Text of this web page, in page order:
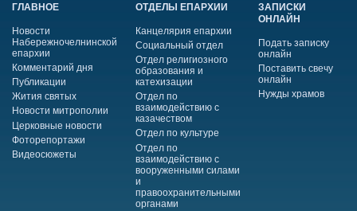
ГЛАВНОЕ
Новости
Набережночелнинской
епархии
Комментарий дня
Публикации
Жития святых
Новости митрополии
Церковные новости
Фоторепортажи
Видеосюжеты
ОТДЕЛЫ ЕПАРХИИ
Канцелярия епархии
Социальный отдел
Отдел религиозного
образования и
катехизации
Отдел по
взаимодействию с
казачеством
Отдел по культуре
Отдел по
взаимодействию с
вооруженными силами
и
правоохранительными
органами
ЗАПИСКИ
ОНЛАЙН
Подать записку
онлайн
Поставить свечу
онлайн
Нужды храмов